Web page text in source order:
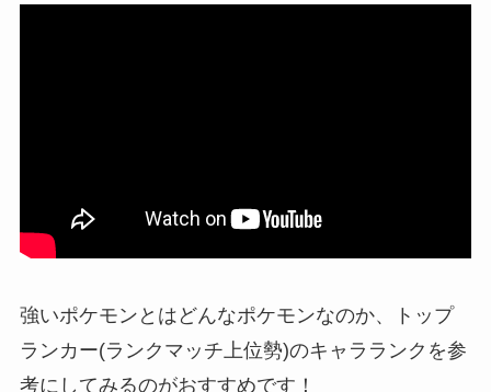
強いポケモンとはどんなポケモンなのか、トップ
ランカー(ランクマッチ上位勢)のキャラランクを参
考にしてみるのがおすすめです！